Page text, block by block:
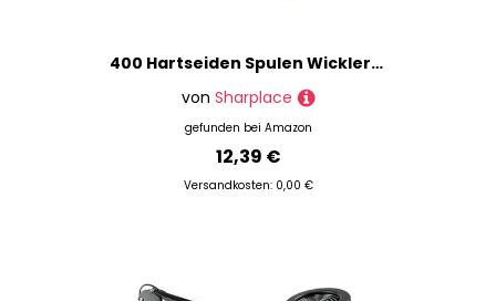
400 Hartseiden Spulen Wicklergewinde Spule Nähspeicher Zubehör Spule
von Sharplace
gefunden bei Amazon
12,39 €
Versandkosten: 0,00 €